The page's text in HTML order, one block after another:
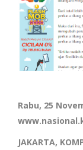
Rabu, 25
JAKARTA,